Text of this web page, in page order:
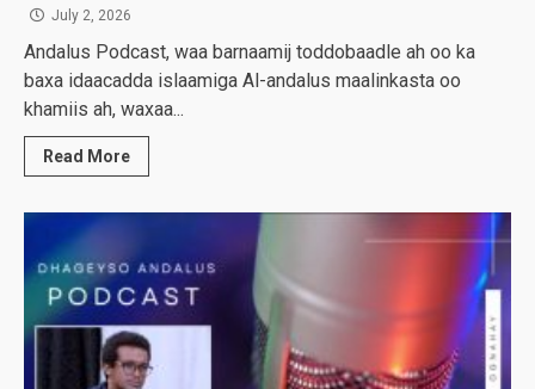
July 2, 2026
Andalus Podcast, waa barnaamij toddobaadle ah oo ka
baxa idaacadda islaamiga Al-andalus maalinkasta oo
khamiis ah, waxaa...
Read More